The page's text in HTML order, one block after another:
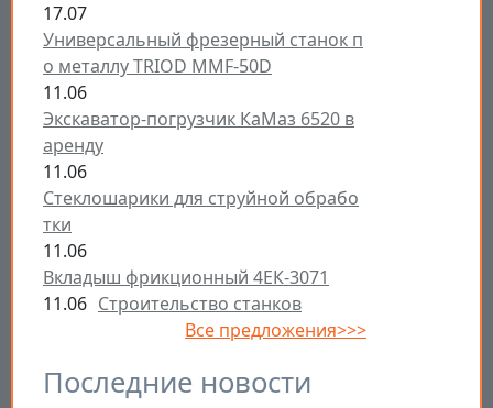
17.07
Универсальный фрезерный станок п
о металлу TRIOD MMF-50D
11.06
Экскаватор-погрузчик КаМаз 6520 в
аренду
11.06
Стеклошарики для струйной обрабо
тки
11.06
Вкладыш фрикционный 4ЕК-3071
11.06 Строительство станков
Все предложения>>>
Последние новости